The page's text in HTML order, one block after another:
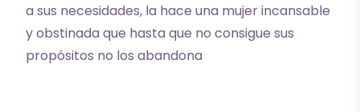
a sus necesidades, la hace una mujer incansable
y obstinada que hasta que no consigue sus
propósitos no los abandona